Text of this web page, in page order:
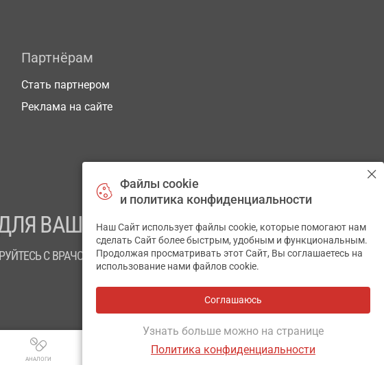
АНАЛОГИ
Партнёрам
Стать партнером
Реклама на сайте
ВАШЕГО ЗДОРОВЬЯ
С ВРАЧОМ
Файлы cookie
и политика конфиденциальности
Наш Сайт использует файлы cookie, которые помогают нам
сделать Сайт более быстрым, удобным и функциональным.
Продолжая просматривать этот Сайт, Вы соглашаетесь на
использование нами файлов cookie.
Соглашаюсь
Узнать больше можно на странице
Политика конфиденциальности
✕